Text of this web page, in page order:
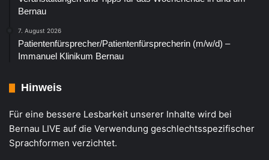
Bernau
7. August 2026
Patientenfürsprecher/Patientenfürsprecherin (m/w/d) –
Immanuel Klinikum Bernau
Hinweis
Für eine bessere Lesbarkeit unserer Inhalte wird bei
Bernau LIVE auf die Verwendung geschlechtsspezifischer
Sprachformen verzichtet.